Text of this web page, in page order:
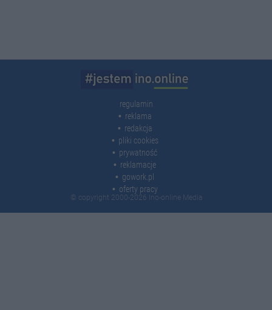
regulamin
reklama
redakcja
pliki cookies
prywatność
reklamacje
gowork.pl
oferty pracy
© copyright 2000-2026 Ino-online Media